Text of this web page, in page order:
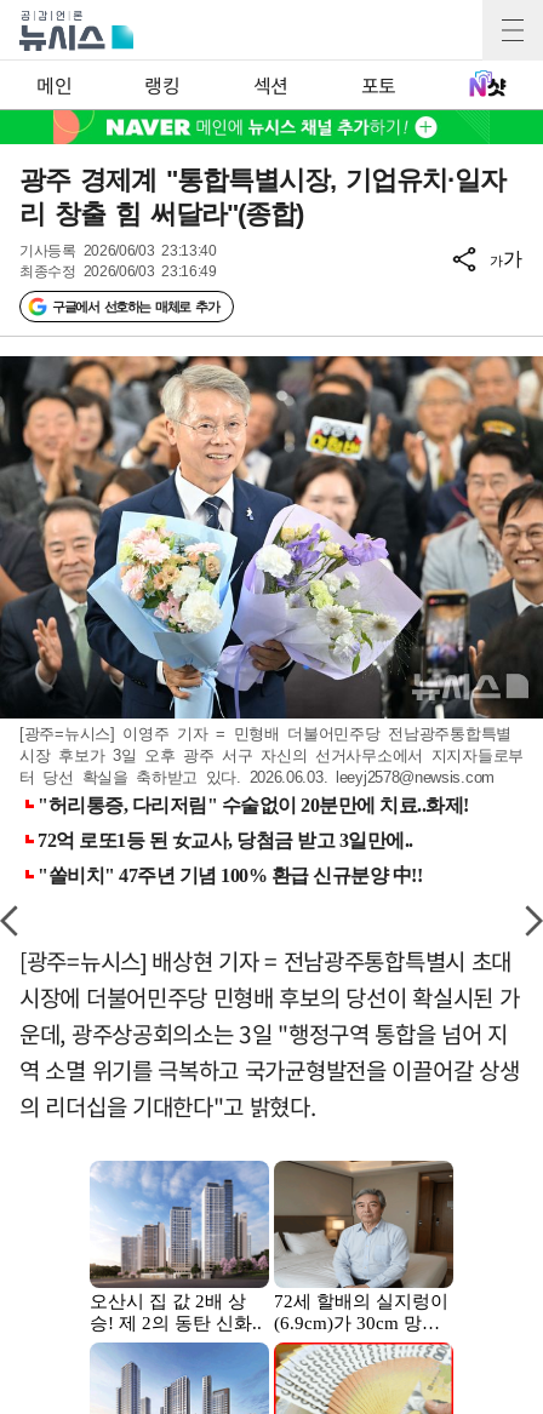
메인 랭킹 섹션 포토
광주 경제계 "통합특별시장, 기업유치·일자
리 창출 힘 써달라"(종합)
기사등록 2026/06/03 23:13:40
최종수정 2026/06/03 23:16:49
구글에서 선호하는 매체로 추가
가가
[광주=뉴시스] 이영주 기자 = 민형배 더불어민주당 전남광주통합특별
시장 후보가 3일 오후 광주 서구 자신의 선거사무소에서 지지자들로부
터 당선 확실을 축하받고 있다. 2026.06.03. leeyj2578@newsis.com
[광주=뉴시스] 배상현 기자 = 전남광주통합특별시 초대
시장에 더불어민주당 민형배 후보의 당선이 확실시된 가
운데, 광주상공회의소는 3일 "행정구역 통합을 넘어 지
역 소멸 위기를 극복하고 국가균형발전을 이끌어갈 상생
의 리더십을 기대한다"고 밝혔다.